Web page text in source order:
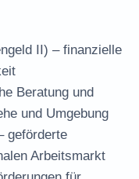
II) – finanzielle
Beratung und
und Umgebung
geförderte
Arbeitsmarkt